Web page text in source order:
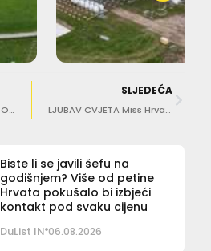
HRVATSKI INFLUENCERI DOBRO ZARAĐUJU Po jednoj objavi i do 6.000 eura?!
SLJEDEĆA
LJUBAV CVJETA Miss Hrvatske Laura Gnjatović zaručila se za košarkaša iz Lapada
Biste li se javili šefu na
godišnjem? Više od petine
Hrvata pokušalo bi izbjeći
kontakt pod svaku cijenu
DuList IN 06.08.2026